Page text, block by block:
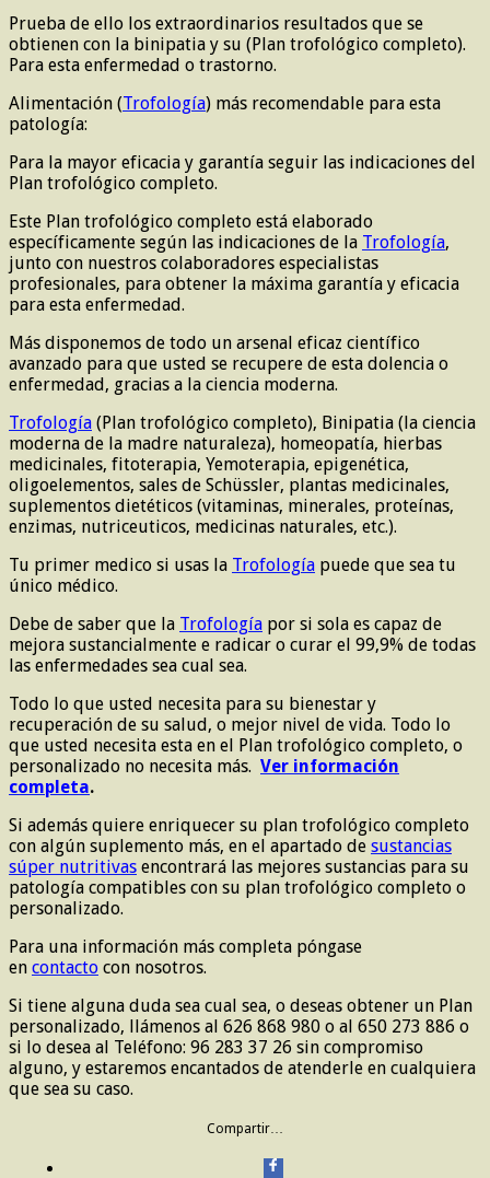
Prueba de ello los extraordinarios resultados que se
obtienen con la binipatia y su (Plan trofológico completo).
Para esta enfermedad o trastorno.
Alimentación (Trofología) más recomendable para esta
patología:
Para la mayor eficacia y garantía seguir las indicaciones del
Plan trofológico completo.
Este Plan trofológico completo está elaborado
específicamente según las indicaciones de la Trofología,
junto con nuestros colaboradores especialistas
profesionales, para obtener la máxima garantía y eficacia
para esta enfermedad.
Más disponemos de todo un arsenal eficaz científico
avanzado para que usted se recupere de esta dolencia o
enfermedad, gracias a la ciencia moderna.
Trofología (Plan trofológico completo), Binipatia (la ciencia
moderna de la madre naturaleza), homeopatía, hierbas
medicinales, fitoterapia, Yemoterapia, epigenética,
oligoelementos, sales de Schüssler, plantas medicinales,
suplementos dietéticos (vitaminas, minerales, proteínas,
enzimas, nutriceuticos, medicinas naturales, etc.).
Tu primer medico si usas la Trofología puede que sea tu
único médico.
Debe de saber que la Trofología por si sola es capaz de
mejora sustancialmente e radicar o curar el 99,9% de todas
las enfermedades sea cual sea.
Todo lo que usted necesita para su bienestar y
recuperación de su salud, o mejor nivel de vida. Todo lo
que usted necesita esta en el Plan trofológico completo, o
personalizado no necesita más. Ver información
completa.
Si además quiere enriquecer su plan trofológico completo
con algún suplemento más, en el apartado de sustancias
súper nutritivas encontrará las mejores sustancias para su
patología compatibles con su plan trofológico completo o
personalizado.
Para una información más completa póngase
en contacto con nosotros.
Si tiene alguna duda sea cual sea, o deseas obtener un Plan
personalizado, llámenos al 626 868 980 o al 650 273 886 o
si lo desea al Teléfono: 96 283 37 26 sin compromiso
alguno, y estaremos encantados de atenderle en cualquiera
que sea su caso.
Compartir…